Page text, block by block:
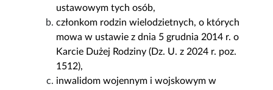
ustawowym tych osób,
członkom rodzin wielodzietnych, o których
mowa w ustawie z dnia 5 grudnia 2014 r. o
Karcie Dużej Rodziny (Dz. U. z 2024 r. poz.
1512),
inwalidom wojennym i wojskowym w